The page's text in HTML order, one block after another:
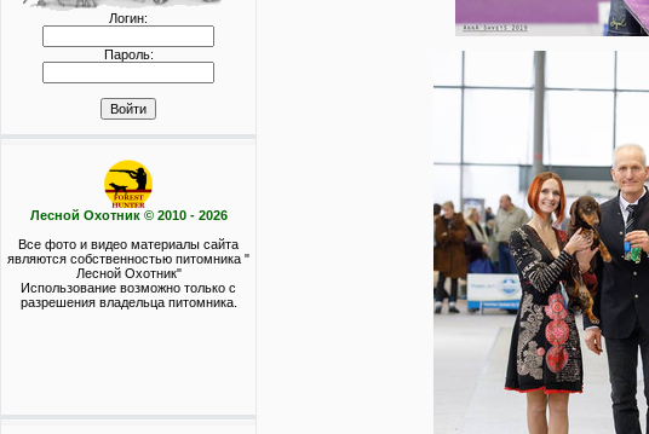
Логин:
Пароль:
Лесной Охотник © 2010 - 2026
Все фото и видео материалы сайта
являются собственностью питомника "
Лесной Охотник"
Использование возможно только с
разрешения владельца питомника.